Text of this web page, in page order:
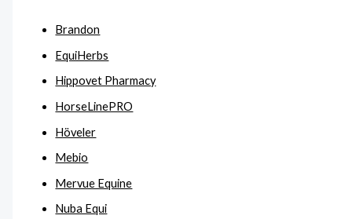
Brandon
EquiHerbs
Hippovet Pharmacy
HorseLinePRO
Höveler
Mebio
Mervue Equine
Nuba Equi